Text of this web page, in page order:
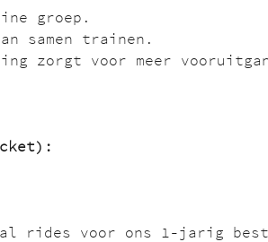
groep.
samen trainen.
zorgt voor meer
rides voor ons 1-jarig